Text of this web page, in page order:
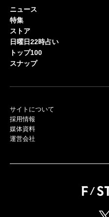
ニュース
特集
ストア
日曜日22時占い
トップ100
スナップ
サイトについて
採用情報
媒体資料
運営会社